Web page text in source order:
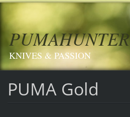
PUMAHUNTER
KNIVES & PASSION
PUMA Gold